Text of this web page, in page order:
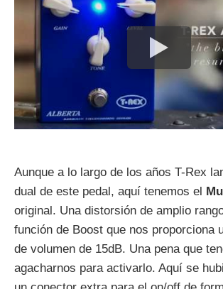
Aunque a lo largo de los años T-Rex
dual de este pedal, aquí tenemos el
original. Una distorsión de amplio
función de Boost que nos proporciona
de volumen de 15dB. Una pena que
agacharnos para activarlo. Aquí se